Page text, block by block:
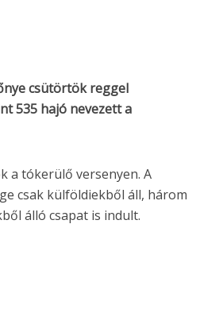
csütörtök reggel
535 hajó nevezett a
a tókerülő versenyen. A
csak külföldiekből áll, három
álló csapat is indult.